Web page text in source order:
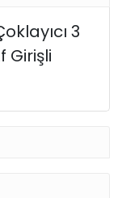
3
Girişli